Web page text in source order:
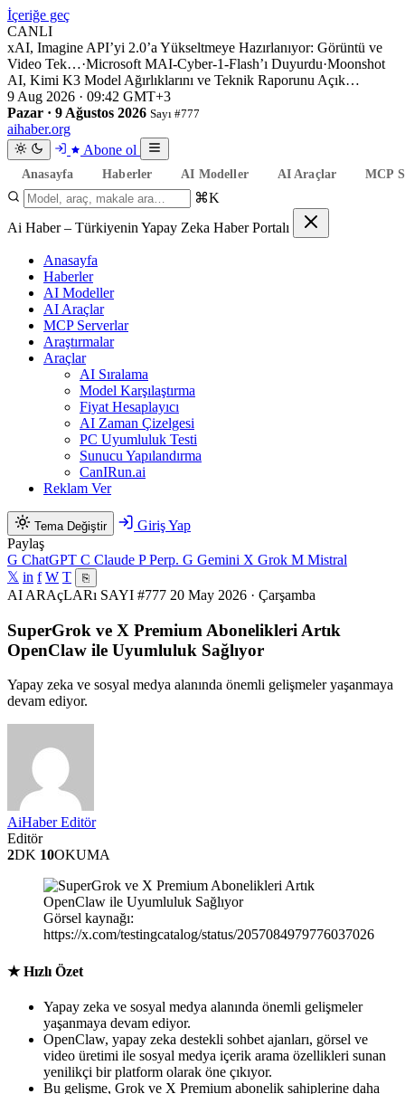
İçeriğe geç
CANLI
xAI, Imagine API’yi 2.0’a Yükseltmeye Hazırlanıyor: Görüntü ve
Video Tek…·Microsoft MAI-Cyber-1-Flash’ı Duyurdu·Moonshot
AI, Kimi K3 Model Ağırlıklarını ve Teknik Raporunu Açık…
9 Aug 2026 · 09:42 GMT+3
Pazar · 9 Ağustos 2026 Sayı #777
aihaber.org
Abone ol
Anasayfa Haberler AI Modeller AI Araçlar MCP
⌘K
Ai Haber – Türkiyenin Yapay Zeka Haber Portalı
Anasayfa
Haberler
AI Modeller
AI Araçlar
MCP Serverlar
Araştırmalar
Araçlar
AI Sıralama
Model Karşılaştırma
Fiyat Hesaplayıcı
AI Zaman Çizelgesi
PC Uyumluluk Testi
Sunucu Yapılandırma
CanIRun.ai
Reklam Ver
Tema Değiştir
Giriş Yap
Paylaş
G ChatGPT C Claude P Perp. G Gemini X Grok M Mistral
𝕏 in f W T ⎘
AI ARAçLARı SAYI #777 20 May 2026 · Çarşamba
SuperGrok ve X Premium Abonelikleri Artık
OpenClaw ile Uyumluluk Sağlıyor
Yapay zeka ve sosyal medya alanında önemli gelişmeler yaşanmaya
devam ediyor.
AiHaber Editör
Editör
2DK 10OKUMA
Görsel kaynağı:
https://x.com/testingcatalog/status/2057084979776037026
★ Hızlı Özet
Yapay zeka ve sosyal medya alanında önemli gelişmeler
yaşanmaya devam ediyor.
OpenClaw, yapay zeka destekli sohbet ajanları, görsel ve
video üretimi ile sosyal medya içerik arama özellikleri sunan
yenilikçi bir platform olarak öne çıkıyor.
Bu gelişme, Grok ve X Premium abonelik sahiplerine daha